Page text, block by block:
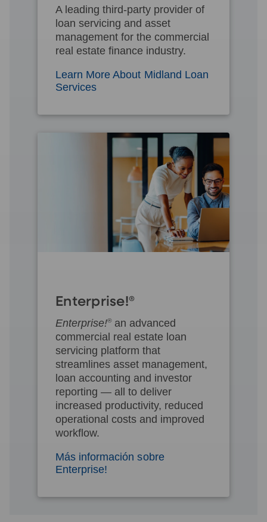
A leading third-party provider of
loan servicing and asset
management for the commercial
real estate finance industry.
Learn More About Midland Loan
Services
Enterprise!®
Enterprise!® an advanced
commercial real estate loan
servicing platform that
streamlines asset management,
loan accounting and investor
reporting — all to deliver
increased productivity, reduced
operational costs and improved
workflow.
Más información sobre
Enterprise!